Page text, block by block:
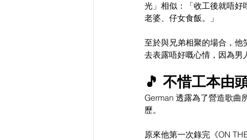
光」相似：「收工後就唔好
老婆、仔女食飯。」
至於與兄弟相聚的場合，他
去表露唔好嘅心情，因為男
🎵 不惜工本由
German 透露為了營造歌曲
歷。
原來他第一次錄完《ON